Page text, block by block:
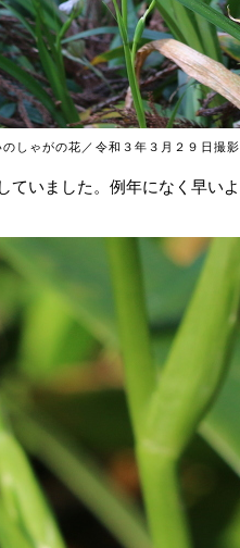
のしゃがの花／令和３年３月２９日撮
ていました。例年になく早いよ